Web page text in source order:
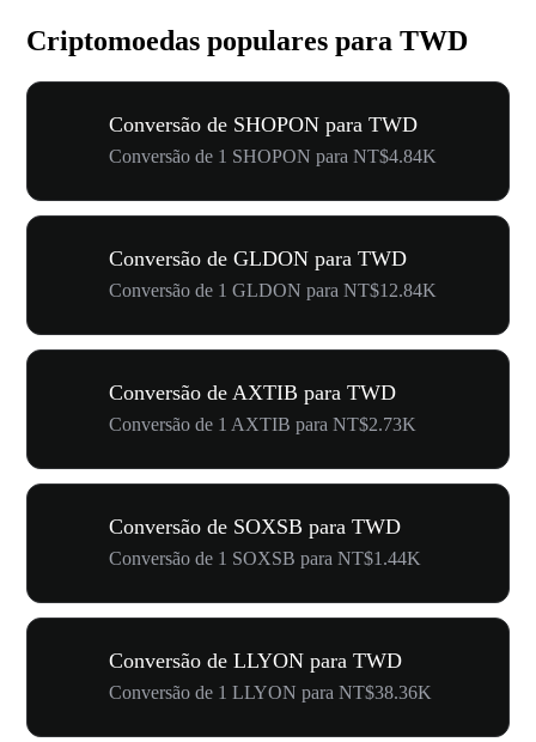
Criptomoedas populares para TWD
Conversão de SHOPON para TWD
Conversão de 1 SHOPON para NT$4.84K
Conversão de GLDON para TWD
Conversão de 1 GLDON para NT$12.84K
Conversão de AXTIB para TWD
Conversão de 1 AXTIB para NT$2.73K
Conversão de SOXSB para TWD
Conversão de 1 SOXSB para NT$1.44K
Conversão de LLYON para TWD
Conversão de 1 LLYON para NT$38.36K